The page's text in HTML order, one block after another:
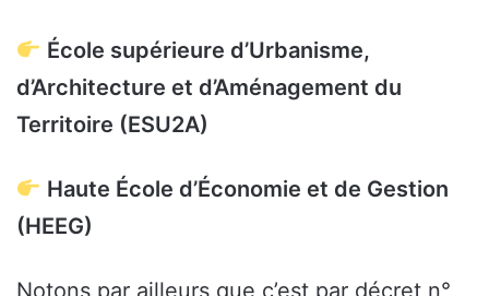
École supérieure d’Urbanisme,
d’Architecture et d’Aménagement du
Territoire (ESU2A)
Haute École d’Économie et de Gestion
(HEEG)
Notons par ailleurs que c’est par décret n°